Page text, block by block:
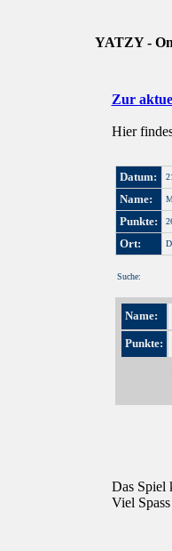
YATZY -
Zur
Hier
Datum:
Name:
Punkte:
Ort:
Suche:
Name:
Punkte:
Das Spiel
Viel